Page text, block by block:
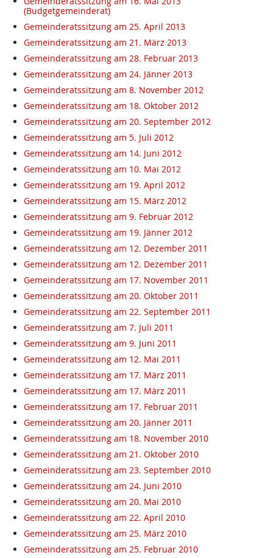
(Budgetgemeinderat)
Gemeinderatssitzung am 25. April 2013
Gemeinderatssitzung am 21. März 2013
Gemeinderatssitzung am 28. Februar 2013
Gemeinderatssitzung am 24. Jänner 2013
Gemeinderatssitzung am 8. November 2012
Gemeinderatssitzung am 18. Oktober 2012
Gemeinderatssitzung am 20. September 2012
Gemeinderatssitzung am 5. Juli 2012
Gemeinderatssitzung am 14. Juni 2012
Gemeinderatssitzung am 10. Mai 2012
Gemeinderatssitzung am 19. April 2012
Gemeinderatssitzung am 15. März 2012
Gemeinderatssitzung am 9. Februar 2012
Gemeinderatssitzung am 19. Jänner 2012
Gemeinderatssitzung am 12. Dezember 2011
Gemeinderatssitzung am 12. Dezember 2011
Gemeinderatssitzung am 17. November 2011
Gemeinderatssitzung am 20. Oktober 2011
Gemeinderatssitzung am 22. September 2011
Gemeinderatssitzung am 7. Juli 2011
Gemeinderatssitzung am 9. Juni 2011
Gemeinderatssitzung am 12. Mai 2011
Gemeinderatssitzung am 17. März 2011
Gemeinderatssitzung am 17. März 2011
Gemeinderatssitzung am 17. Februar 2011
Gemeinderatssitzung am 20. Jänner 2011
Gemeinderatssitzung am 18. November 2010
Gemeinderatssitzung am 21. Oktober 2010
Gemeinderatssitzung am 23. September 2010
Gemeinderatssitzung am 24. Juni 2010
Gemeinderatssitzung am 20. Mai 2010
Gemeinderatssitzung am 22. April 2010
Gemeinderatssitzung am 25. März 2010
Gemeinderatssitzung am 25. Februar 2010